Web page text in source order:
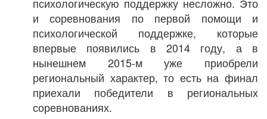
психологическую поддержку несложно. Это
и соревнования по первой помощи и
психологической поддержке, которые
впервые появились в 2014 году, а в
нынешнем 2015-м уже приобрели
региональный характер, то есть на финал
приехали победители в региональных
соревнованиях.